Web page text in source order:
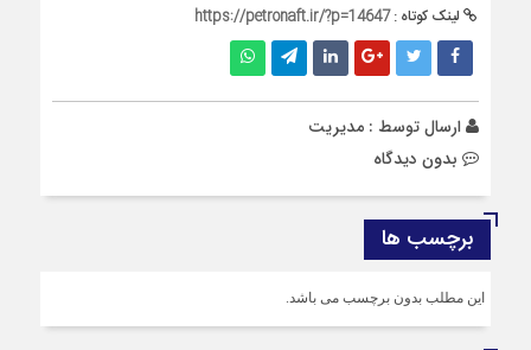
لینک کوتاه :https://petronaft.ir/?p=14647
ارسال توسط : مدیریت
بدون دیدگاه
برچسب ها
این مطلب بدون برچسب می باشد.